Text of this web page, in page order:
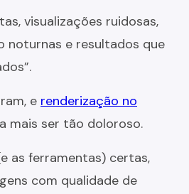
visualizações ruidosas,
noturnas e resultados que
e renderização no
mais ser tão doloroso.
as ferramentas) certas,
com qualidade de